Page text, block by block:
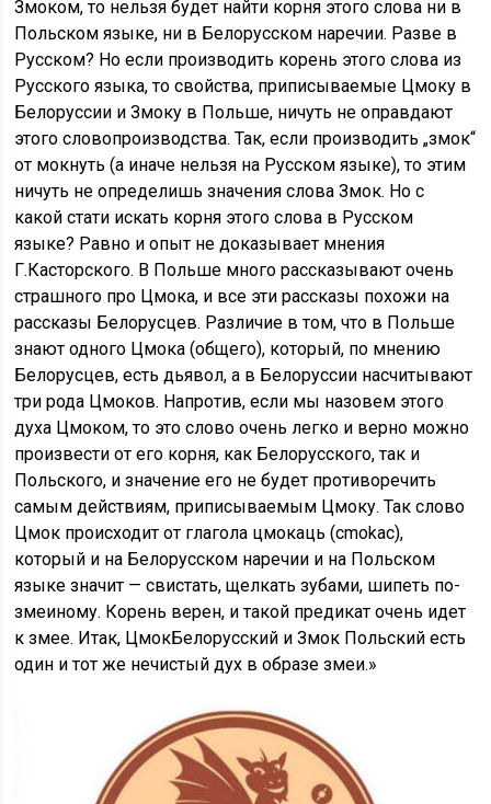
Змоком, то нельзя будет найти корня этого слова ни в
Польском языке, ни в Белорусском наречии. Разве в
Русском? Но если производить корень этого слова из
Русского языка, то свойства, приписываемые Цмоку в
Белоруссии и Змоку в Польше, ничуть не оправдают
этого словопроизводства. Так, если производить „змок“
от мокнуть (а иначе нельзя на Русском языке), то этим
ничуть не определишь значения слова Змок. Но с
какой стати искать корня этого слова в Русском
языке? Равно и опыт не доказывает мнения
Г.Касторского. В Польше много рассказывают очень
страшного про Цмока, и все эти рассказы похожи на
рассказы Белорусцев. Различие в том, что в Польше
знают одного Цмока (общего), который, по мнению
Белорусцев, есть дьявол, а в Белоруссии насчитывают
три рода Цмоков. Напротив, если мы назовем этого
духа Цмоком, то это слово очень легко и верно можно
произвести от его корня, как Белорусского, так и
Польского, и значение его не будет противоречить
самым действиям, приписываемым Цмоку. Так слово
Цмок происходит от глагола цмокаць (cmokac),
который и на Белорусском наречии и на Польском
языке значит — свистать, щелкать зубами, шипеть по-
змеиному. Корень верен, и такой предикат очень идет
к змее. Итак, ЦмокБелорусский и Змок Польский есть
один и тот же нечистый дух в образе змеи.»